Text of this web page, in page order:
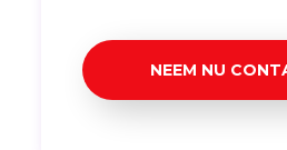
NEEM NU